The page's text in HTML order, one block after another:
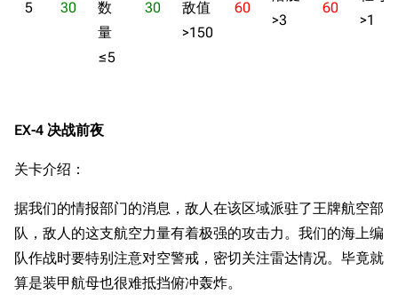
5 30
数
量
≤5
30
敌值
>150
60
>3
60
>1
EX-4 决战前夜
关卡介绍：
据我们的情报部门的消息，敌人在该区域派驻了王牌航空部
队，敌人的这支航空力量有着极强的攻击力。我们的海上编
队作战时要特别注意对空警戒，密切关注雷达情况。毕竟就
算是装甲航母也很难抵挡俯冲轰炸。